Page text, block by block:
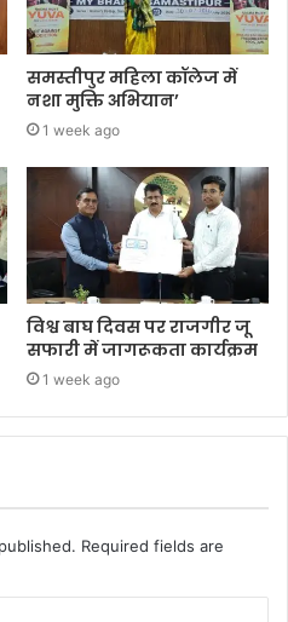
समस्तीपुर महिला कॉलेज में
नशा मुक्ति अभियान’
1 week ago
विश्व बाघ दिवस पर राजगीर जू
सफारी में जागरूकता कार्यक्रम
1 week ago
Required fields are